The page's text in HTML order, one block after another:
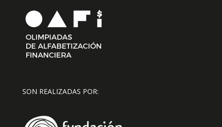
SON REALIZADAS POR: